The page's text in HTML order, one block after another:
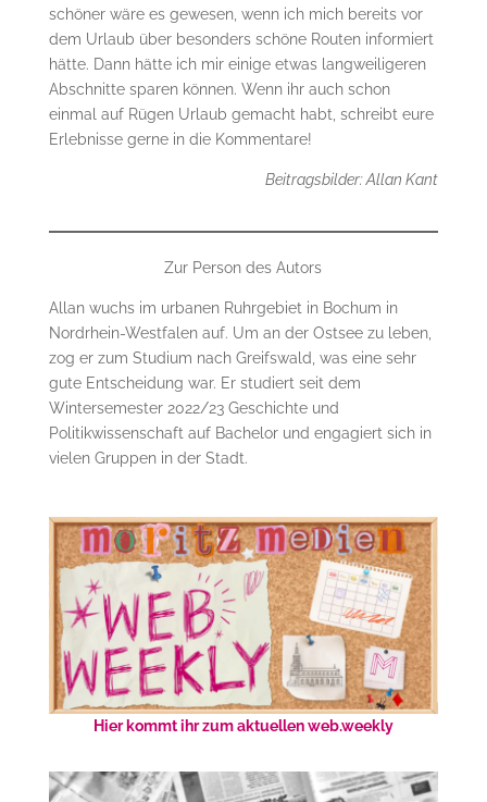
schöner wäre es gewesen, wenn ich mich bereits vor
dem Urlaub über besonders schöne Routen informiert
hätte. Dann hätte ich mir einige etwas langweiligeren
Abschnitte sparen können. Wenn ihr auch schon
einmal auf Rügen Urlaub gemacht habt, schreibt eure
Erlebnisse gerne in die Kommentare!
Beitragsbilder: Allan Kant
Zur Person des Autors
Allan wuchs im urbanen Ruhrgebiet in Bochum in
Nordrhein-Westfalen auf. Um an der Ostsee zu leben,
zog er zum Studium nach Greifswald, was eine sehr
gute Entscheidung war. Er studiert seit dem
Wintersemester 2022/23 Geschichte und
Politikwissenschaft auf Bachelor und engagiert sich in
vielen Gruppen in der Stadt.
Hier kommt ihr zum aktuellen web.weekly